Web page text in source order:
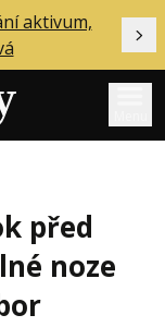
aktivum,
před
noze